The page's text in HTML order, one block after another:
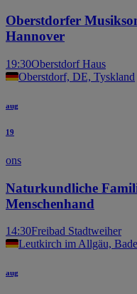
Oberstdorfer
Hannover
19:30Oberstdorf Haus
Oberstdorf, DE, Tyskland
aug
19
ons
Naturkundliche
Menschenhand
14:30Freibad Stadtweiher
Leutkirch im Allgäu,
aug